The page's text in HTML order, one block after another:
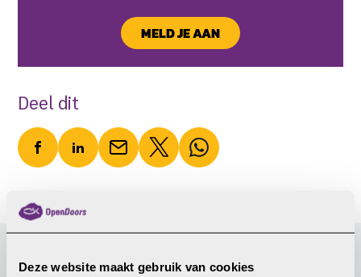
Deze website maakt gebruik van cookies
MELD JE AAN
Deel dit